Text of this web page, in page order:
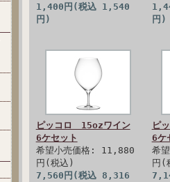
1,400円(税込 1,540
円)
円)
ピッコロ 15ozワイン
6ケセット
希望小売価格: 11,880
円(税込)
7,560円(税込 8,316
ピ
6ケ
希
円(